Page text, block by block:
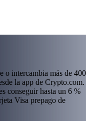
o intercambia más de 400
la app de Crypto.com.
conseguir hasta un 6 %
Visa prepago de